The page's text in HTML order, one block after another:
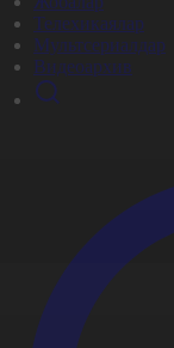
Телехикаялар
Мультсериалдар
Видеоархив